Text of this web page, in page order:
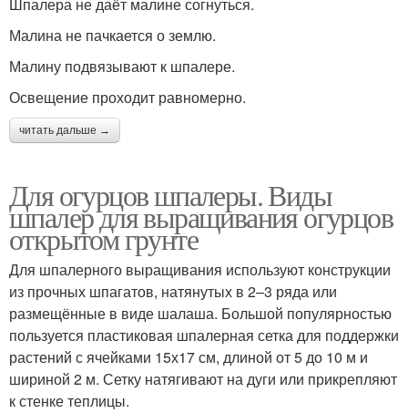
Шпалера не даёт малине согнуться.
Малина не пачкается о землю.
Малину подвязывают к шпалере.
Освещение проходит равномерно.
читать дальше →
Для огурцов шпалеры. Виды
шпалер для выращивания огурцов
открытом грунте
Для шпалерного выращивания используют конструкции
из прочных шпагатов, натянутых в 2–3 ряда или
размещённые в виде шалаша. Большой популярностью
пользуется пластиковая шпалерная сетка для поддержки
растений с ячейками 15х17 см, длиной от 5 до 10 м и
шириной 2 м. Сетку натягивают на дуги или прикрепляют
к стенке теплицы.